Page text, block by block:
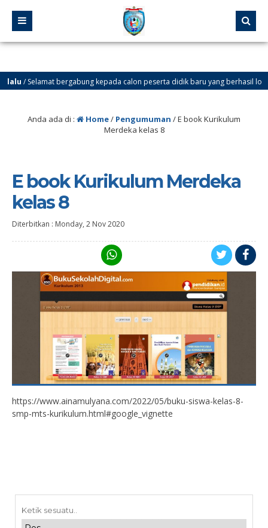
/ Selamat bergabung kepada calon peserta didik baru yang berhasil lolos
Anda ada di : Home/ Pengumuman /E book Kurikulum
Merdeka kelas 8
E book Kurikulum Merdeka
kelas 8
Diterbitkan : Monday, 2 Nov 2020
https://www.ainamulyana.com/2022/05/buku-siswa-kelas-8-
smp-mts-kurikulum.html#google_vignette